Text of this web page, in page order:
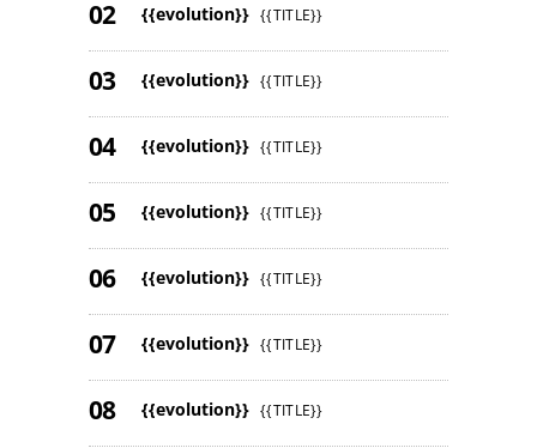
{{evolution}} {{TITLE}}
{{evolution}} {{TITLE}}
{{evolution}} {{TITLE}}
{{evolution}} {{TITLE}}
{{evolution}} {{TITLE}}
{{evolution}} {{TITLE}}
{{evolution}} {{TITLE}}